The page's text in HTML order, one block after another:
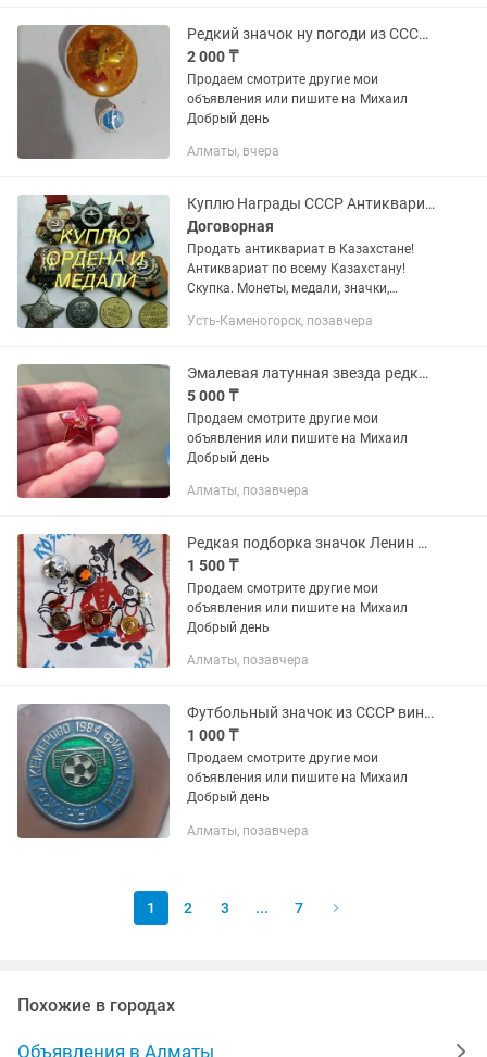
Редкий значок ну погоди из СССР винтаж
2 000 ₸
Продаем смотрите другие мои
объявления или пишите на Михаил
Добрый день
Алматы, вчера
Куплю Награды СССР Антиквариат Знаки Медали
Договорная
Продать антиквариат в Казахстане!
Антиквариат по всему Казахстану!
Скупка. Монеты, медали, значки,
Вам нужно выгодно и быстро продать
Усть-Каменогорск, позавчера
Эмалевая латунная звезда редкий разновид СССР
5 000 ₸
Продаем смотрите другие мои
объявления или пишите на Михаил
Добрый день
Алматы, позавчера
Редкая подборка значок Ленин СССР винтаж
1 500 ₸
Продаем смотрите другие мои
объявления или пишите на Михаил
Добрый день
Алматы, позавчера
Футбольный значок из СССР винтаж
1 000 ₸
Продаем смотрите другие мои
объявления или пишите на Михаил
Добрый день
Алматы, позавчера
1 2 3 ... 7
Похожие в городах
Объявления в Алматы